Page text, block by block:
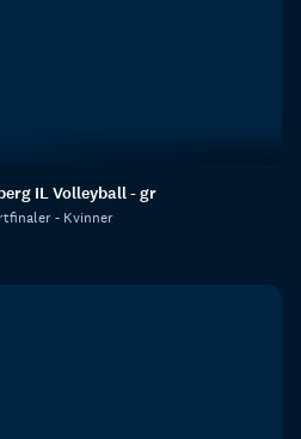
IL Volleyball - gr
- Kvinner